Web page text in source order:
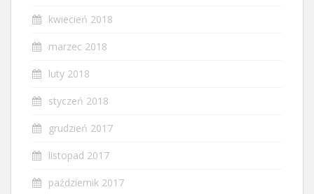
kwiecień 2018
marzec 2018
luty 2018
styczeń 2018
grudzień 2017
listopad 2017
październik 2017